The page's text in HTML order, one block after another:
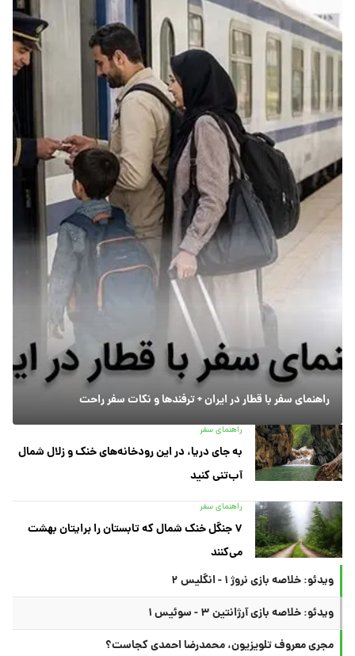
راهنمای سفر با قطار در ایران + ترفندها و نکات سفر راحت
راهنمای سفر
به جای دریا، در این رودخانه‌های خنک و زلال شمال
آب‌تنی کنید
راهنمای سفر
۷ جنگل خنک شمال که تابستان را برایتان بهشت
می‌کنند
ویدئو: خلاصه بازی نروژ ۱ - انگلیس ۲
ویدئو: خلاصه بازی آرژانتین ۳ - سوئیس ۱
مجری معروف تلویزیون، محمدرضا احمدی کجاست؟